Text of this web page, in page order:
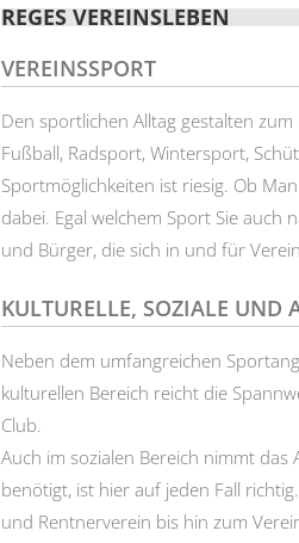
REGES VEREINSLEBEN
VEREINSSPORT
Den sportlichen Alltag gestalten zum
Fußball, Radsport, Wintersport,
Sportmöglichkeiten ist riesig. Ob
dabei. Egal welchem Sport Sie auch
und Bürger, die sich in und für
KULTURELLE, SOZIALE UND
Neben dem umfangreichen
kulturellen Bereich reicht die
Club.
Auch im sozialen Bereich nimmt das
benötigt, ist hier auf jeden Fall
und Rentnerverein bis hin zum